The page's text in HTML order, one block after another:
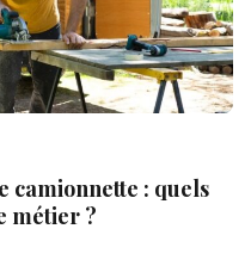
camionnette : quels
métier ?